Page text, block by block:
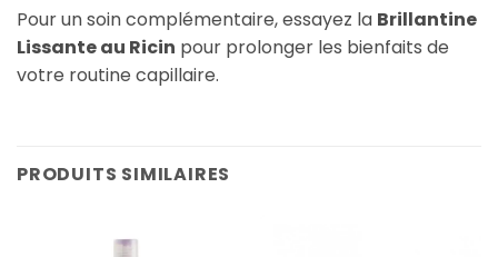
Pour un soin complémentaire, essayez la Brillantine
Lissante au Ricin pour prolonger les bienfaits de
votre routine capillaire.
PRODUITS SIMILAIRES